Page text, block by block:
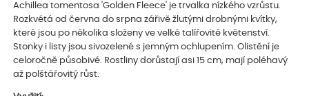
Achillea tomentosa 'Golden Fleece' je trvalka nízkého vzrůstu.
Rozkvétá od června do srpna zářivě žlutými drobnými kvítky,
které jsou po několika složeny ve velké talířovité květenství.
Stonky i listy jsou sivozelené s jemným ochlupením. Olistění je
celoročně působivé. Rostliny dorůstají asi 15 cm, mají poléhavý
až polštářovitý růst.